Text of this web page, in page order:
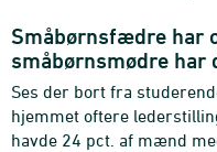
Småbørnsfædre har
småbørnsmødre
Ses der bort fra
hjemmet oftere
havde 24 pct. af mænd